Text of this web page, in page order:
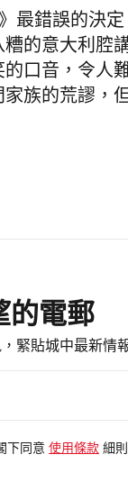
最錯誤的決
的意大利腔
口音，令人
族的荒謬，
的電郵
緊貼城中最新情
下同意 使用條款 細